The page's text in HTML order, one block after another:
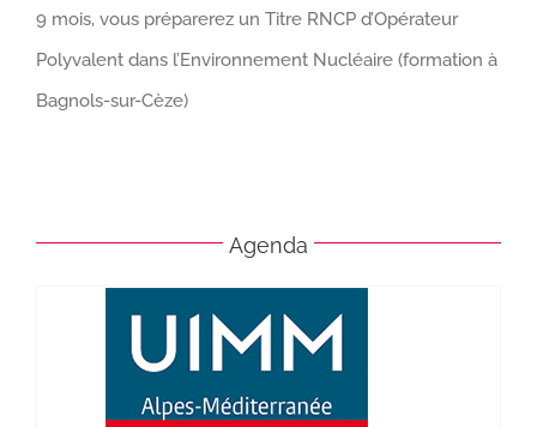
9 mois, vous préparerez un Titre RNCP d’Opérateur
Polyvalent dans l’Environnement Nucléaire (formation à
Bagnols-sur-Cèze)
Agenda